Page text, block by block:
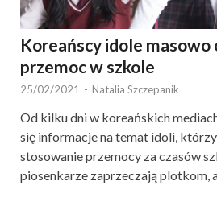
Koreańscy idole masowo
przemoc w szkole
25/02/2021 - Natalia Szczepanik
Od kilku dni w koreańskich
się informacje na temat idoli,
stosowanie przemocy za czasów
piosenkarze zaprzeczają plotkom,